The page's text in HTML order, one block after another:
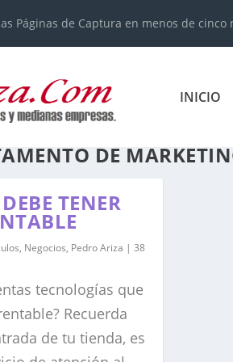
Páginas de Captura en menos de cinco
INICIO
DE
TENER
, Negocios, Pedro Ariza |38
tecnologías que
Recuerda
de tu tienda, es